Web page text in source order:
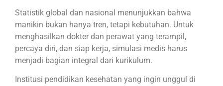
Statistik global dan nasional menunjukkan bahwa
manikin bukan hanya tren, tetapi kebutuhan. Untuk
menghasilkan dokter dan perawat yang terampil,
percaya diri, dan siap kerja, simulasi medis harus
menjadi bagian integral dari kurikulum.
Institusi pendidikan kesehatan yang ingin unggul di